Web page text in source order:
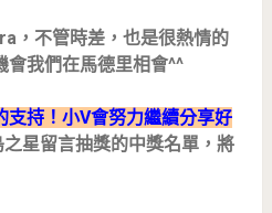
，不管時差，也是很熱情的
會我們在馬德里相會^^
支持！小V會努力繼續分享好
之星留言抽獎的中獎名單，將